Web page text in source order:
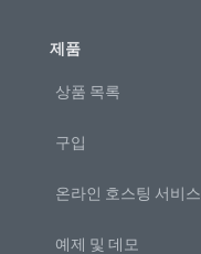
제품
상품 목록
구입
온라인 호스팅 서비스
예제 및 데모